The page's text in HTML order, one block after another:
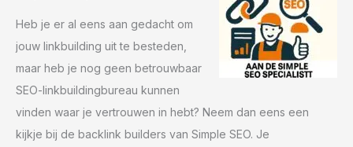
Heb je er al eens aan gedacht om
jouw linkbuilding uit te besteden,
maar heb je nog geen betrouwbaar
SEO-linkbuildingbureau kunnen
vinden waar je vertrouwen in hebt? Neem dan eens een
kijkje bij de backlink builders van Simple SEO. Je